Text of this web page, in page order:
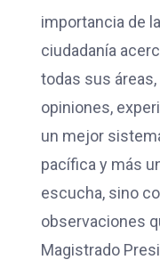
importancia de
ciudadanía
todas sus
opiniones,
un mejor
pacífica y más
escucha, sino
observaciones
Magistrado